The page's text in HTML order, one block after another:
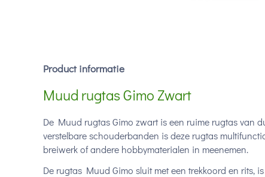
Product informatie
Muud rugtas Gimo Zwart
De Muud rugtas Gimo zwart is een ruime rugtas van
verstelbare schouderbanden is deze rugtas
breiwerk of andere hobbymaterialen in meenemen.
De rugtas Muud Gimo sluit met een trekkoord en rits,